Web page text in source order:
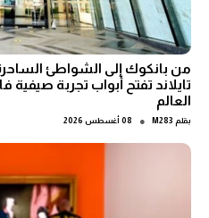
من بانكوك إلى الشواطئ
تايلاند تفتح أبواب تجربة
العالم
بقلم M283
● 08 أغسطس 2026